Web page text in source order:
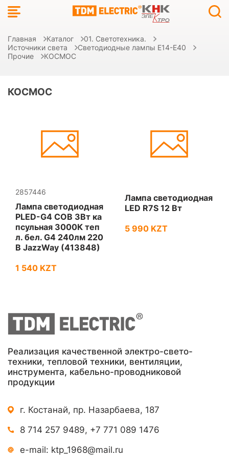
Главная Каталог
01. Светотехника.
Источники света
Светодиодные лампы E14-E40
Прочие
КОСМОС
КОСМОС
2857446
Лампа светодиодная
PLED-G4 COB 3Вт ка
псульная 3000К теп
л. бел. G4 240лм 220
В JazzWay (413848)
1 540 KZT
Лампа светодиодная
LED R7S 12 Вт
5 990 KZT
Реализация качественной электро-свето-
техники, тепловой техники, вентиляции,
инструмента, кабельно-проводниковой
продукции
г. Костанай, пр. Назарбаева, 187
8 714 257 9489, +7 771 089 1476
e-mail: ktp_1968@mail.ru